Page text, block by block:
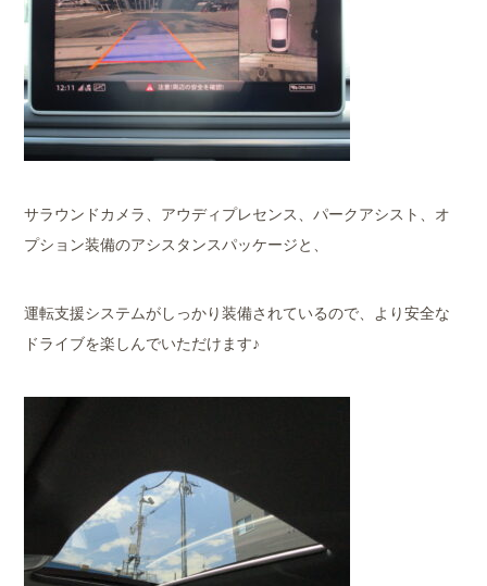
サラウンドカメラ、アウディプレセンス、パークアシスト、オ
プション装備のアシスタンスパッケージと、
運転支援システムがしっかり装備されているので、より安全な
ドライブを楽しんでいただけます♪